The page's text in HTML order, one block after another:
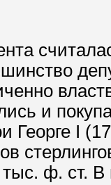
и
Георге I
ф. ст.